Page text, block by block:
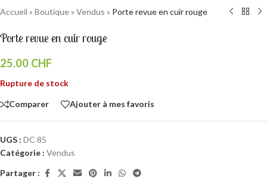
Accueil » Boutique» Vendus » Porte revue en cuir rouge
Porte revue en cuir rouge
25.00 CHF
Rupture de stock
Comparer Ajouter à mes favoris
UGS : DC 85
Catégorie : Vendus
Partager :